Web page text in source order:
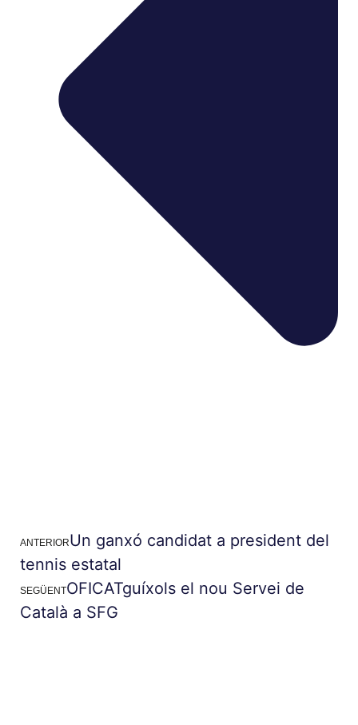
ANTERIORUn ganxó candidat a president del
tennis estatal
SEGÜENTOFICATguíxols el nou Servei de
Català a SFG